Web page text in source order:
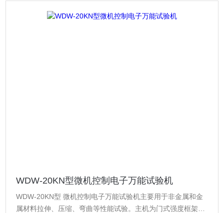
WDW-20KN型微机控制电子万能试验机
WDW-20KN型 微机控制电子万能试验机主要用于非金属和金
属材料拉伸、压缩、弯曲等性能试验。主机为门式强度框架。